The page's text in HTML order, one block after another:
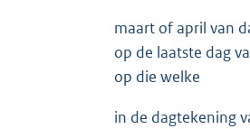
maart of april van
op de laatste dag
op die welke
in de dagtekening